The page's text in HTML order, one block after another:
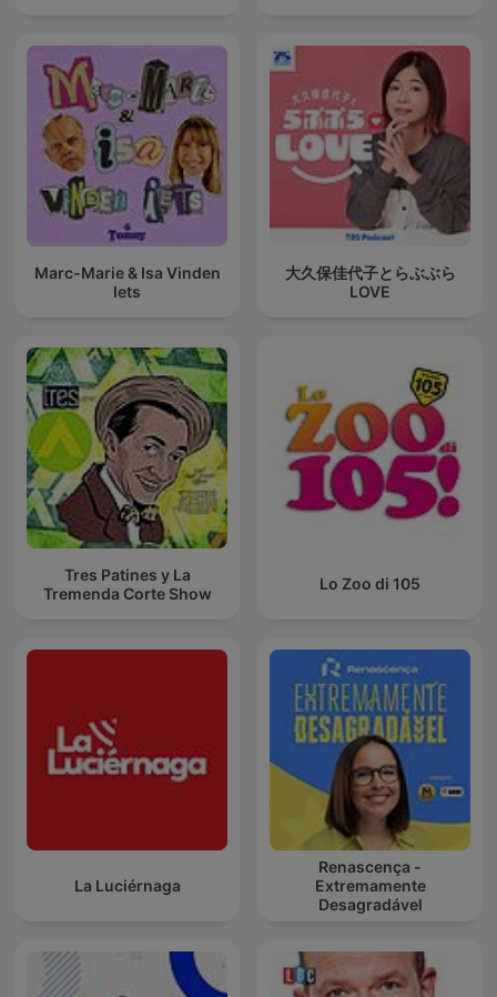
Marc-Marie & Isa Vinden
Iets
大久保佳代子とらぶぶら
LOVE
Tres Patines y La
Tremenda Corte Show
Lo Zoo di 105
La Luciérnaga
Renascença -
Extremamente
Desagradável